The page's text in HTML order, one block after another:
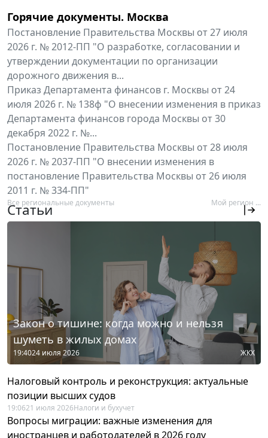
Горячие документы. Москва
Постановление Правительства Москвы от 27 июля
2026 г. № 2012-ПП "О разработке, согласовании и
утверждении документации по организации
дорожного движения в...
Приказ Департамента финансов г. Москвы от 24
июля 2026 г. № 138ф "О внесении изменения в приказ
Департамента финансов города Москвы от 30
декабря 2022 г. №...
Постановление Правительства Москвы от 28 июля
2026 г. № 2037-ПП "О внесении изменения в
постановление Правительства Москвы от 26 июля
2011 г. № 334-ПП"
Все региональные документы Мой регион ...
Статьи
Закон о тишине: когда можно и нельзя
шуметь в жилых домах
19:4024 июля 2026 ЖКХ
Налоговый контроль и реконструкция: актуальные
позиции высших судов
19:0621 июля 2026Налоги и бухучет
Вопросы миграции: важные изменения для
иностранцев и работодателей в 2026 году